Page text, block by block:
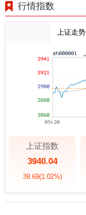
行情指数
上证走势
上证指数
3940.04
39.69(1.02%)